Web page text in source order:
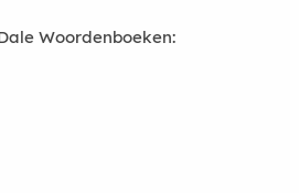
Woordenboeken: